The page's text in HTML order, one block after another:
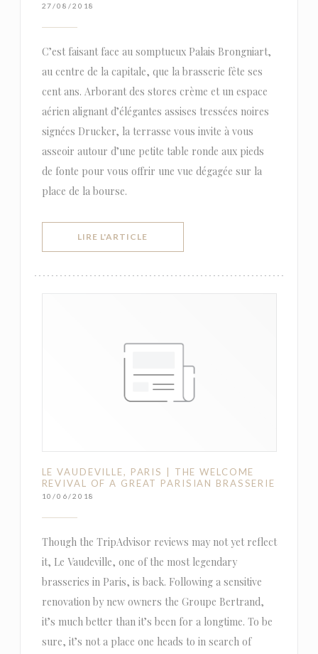
27/08/2018
C’est faisant face au somptueux Palais Brongniart,
au centre de la capitale, que la brasserie fête ses
cent ans. Arborant des stores crème et un espace
aérien alignant d’élégantes assises tressées noires
signées Drucker, la terrasse vous invite à vous
asseoir autour d’une petite table ronde aux pieds
de fonte pour vous offrir une vue dégagée sur la
place de la bourse.
LIRE L'ARTICLE
LE VAUDEVILLE, PARIS | THE WELCOME
REVIVAL OF A GREAT PARISIAN BRASSERIE
10/06/2018
Though the TripAdvisor reviews may not yet reflect
it, Le Vaudeville, one of the most legendary
brasseries in Paris, is back. Following a sensitive
renovation by new owners the Groupe Bertrand,
it’s much better than it’s been for a longtime. To be
sure, it’s not a place one heads to in search of